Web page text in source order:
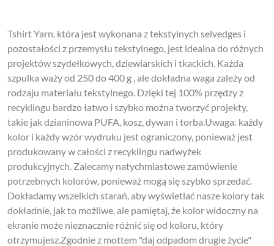
Tshirt Yarn, która jest wykonana z tekstylnych selvedges i
pozostałości z przemysłu tekstylnego, jest idealna do różnych
projektów szydełkowych, dziewiarskich i tkackich. Każda
szpulka waży od 250 do 400 g , ale dokładna waga zależy od
rodzaju materiału tekstylnego. Dzięki tej 100% przędzy z
recyklingu bardzo łatwo i szybko można tworzyć projekty,
takie jak dzianinowa PUFA, kosz, dywan i torba.Uwaga: każdy
kolor i każdy wzór wydruku jest ograniczony, ponieważ jest
produkowany w całości z recyklingu nadwyżek
produkcyjnych. Zalecamy natychmiastowe zamówienie
potrzebnych kolorów, ponieważ mogą się szybko sprzedać.
Dokładamy wszelkich starań, aby wyświetlać nasze kolory tak
dokładnie, jak to możliwe, ale pamiętaj, że kolor widoczny na
ekranie może nieznacznie różnić się od koloru, który
otrzymujesz.Zgodnie z mottem "daj odpadom drugie życie"